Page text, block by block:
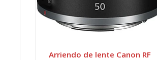
Arriendo de lente Canon RF